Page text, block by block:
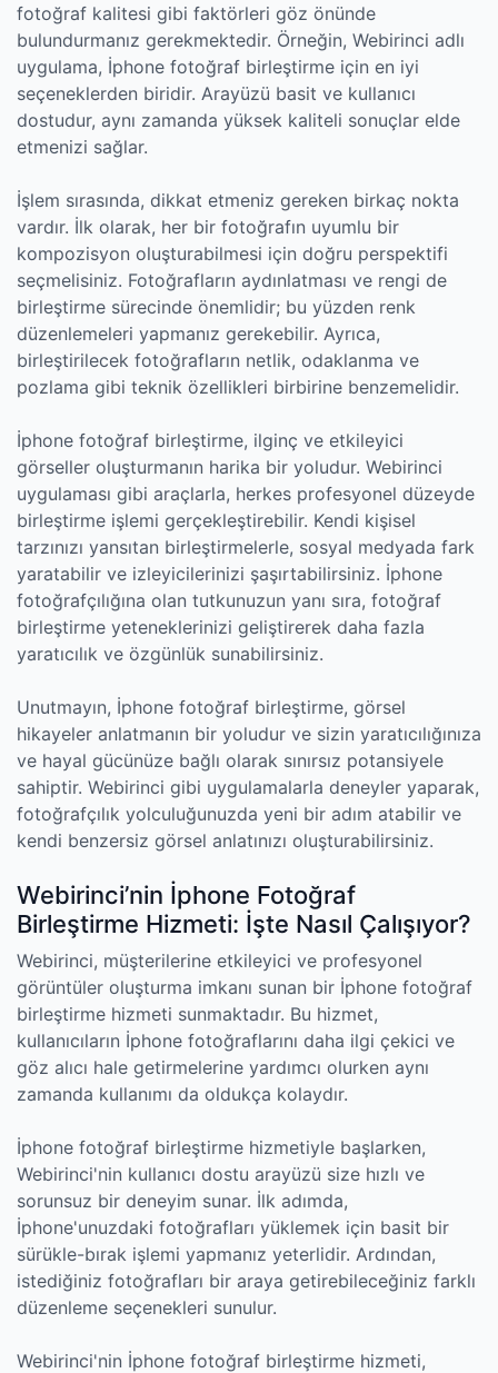
fotoğraf kalitesi gibi faktörleri göz önünde
bulundurmanız gerekmektedir. Örneğin, Webirinci adlı
uygulama, İphone fotoğraf birleştirme için en iyi
seçeneklerden biridir. Arayüzü basit ve kullanıcı
dostudur, aynı zamanda yüksek kaliteli sonuçlar elde
etmenizi sağlar.
İşlem sırasında, dikkat etmeniz gereken birkaç nokta
vardır. İlk olarak, her bir fotoğrafın uyumlu bir
kompozisyon oluşturabilmesi için doğru perspektifi
seçmelisiniz. Fotoğrafların aydınlatması ve rengi de
birleştirme sürecinde önemlidir; bu yüzden renk
düzenlemeleri yapmanız gerekebilir. Ayrıca,
birleştirilecek fotoğrafların netlik, odaklanma ve
pozlama gibi teknik özellikleri birbirine benzemelidir.
İphone fotoğraf birleştirme, ilginç ve etkileyici
görseller oluşturmanın harika bir yoludur. Webirinci
uygulaması gibi araçlarla, herkes profesyonel düzeyde
birleştirme işlemi gerçekleştirebilir. Kendi kişisel
tarzınızı yansıtan birleştirmelerle, sosyal medyada fark
yaratabilir ve izleyicilerinizi şaşırtabilirsiniz. İphone
fotoğrafçılığına olan tutkunuzun yanı sıra, fotoğraf
birleştirme yeteneklerinizi geliştirerek daha fazla
yaratıcılık ve özgünlük sunabilirsiniz.
Unutmayın, İphone fotoğraf birleştirme, görsel
hikayeler anlatmanın bir yoludur ve sizin yaratıcılığınıza
ve hayal gücünüze bağlı olarak sınırsız potansiyele
sahiptir. Webirinci gibi uygulamalarla deneyler yaparak,
fotoğrafçılık yolculuğunuzda yeni bir adım atabilir ve
kendi benzersiz görsel anlatınızı oluşturabilirsiniz.
Webirinci’nin İphone Fotoğraf
Birleştirme Hizmeti: İşte Nasıl Çalışıyor?
Webirinci, müşterilerine etkileyici ve profesyonel
görüntüler oluşturma imkanı sunan bir İphone fotoğraf
birleştirme hizmeti sunmaktadır. Bu hizmet,
kullanıcıların İphone fotoğraflarını daha ilgi çekici ve
göz alıcı hale getirmelerine yardımcı olurken aynı
zamanda kullanımı da oldukça kolaydır.
İphone fotoğraf birleştirme hizmetiyle başlarken,
Webirinci'nin kullanıcı dostu arayüzü size hızlı ve
sorunsuz bir deneyim sunar. İlk adımda,
İphone'unuzdaki fotoğrafları yüklemek için basit bir
sürükle-bırak işlemi yapmanız yeterlidir. Ardından,
istediğiniz fotoğrafları bir araya getirebileceğiniz farklı
düzenleme seçenekleri sunulur.
Webirinci'nin İphone fotoğraf birleştirme hizmeti,